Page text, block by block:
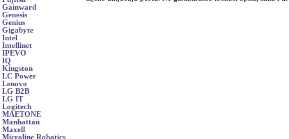
Gainward
Genesis
Genius
Gigabyte
Intel
Intellinet
IPEVO
IQ
Kingston
LC Power
Lenovo
LG B2B
LG IT
Logitech
MAETONE
Manhattan
Maxell
Microline Robotics